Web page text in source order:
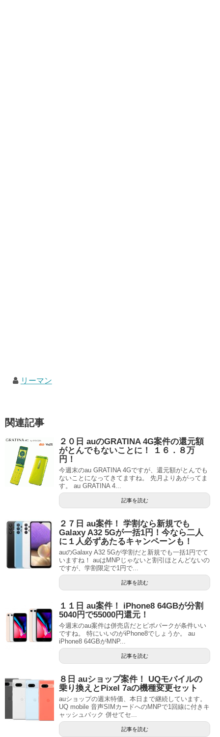
リーマン
関連記事
２０日 auのGRATINA 4G案件の還元額
がとんでもないことに！ １６．８万
円！
今週末のau GRATINA 4Gですが、還元額がとんでも
ないことになってきてますね。 先月よりあがってま
す。 au GRATINA 4...
記事を読む
２７日 au案件！ 学割なら新規でも
Galaxy A32 5Gが一括1円！今なら二人
に１人必ずあたるキャンペーンも！
auのGalaxy A32 5Gが学割だと新規でも一括1円でて
いますね！ auはMNPじゃないと割引ほとんどないの
ですが、学割限定で1円で...
記事を読む
１１日 au案件！ iPhone8 64GBが分割
5040円で55000円還元！
今週末のau案件は併売店だとピポパークが条件いい
ですね。 特にいいのがiPhone8でしょうか。 au
iPhone8 64GBがMNP...
記事を読む
８日 auショップ案件！ UQモバイルの
乗り換えとPixel 7aの機種変更セット
auショップの週末特価、本日まで継続しています。
UQ mobile 音声SIMカードへのMNPで1回線に付きキ
ャッシュバック 併せてセ...
記事を読む